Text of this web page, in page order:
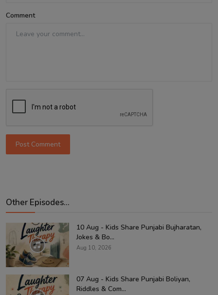
Comment
Post Comment
Other Episodes...
10 Aug - Kids Share Punjabi Bujharatan,
Jokes & Bo...
Aug 10, 2026
07 Aug - Kids Share Punjabi Boliyan,
Riddles & Com...